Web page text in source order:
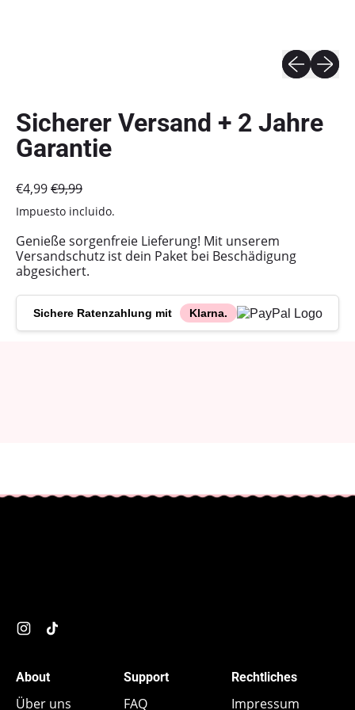
Diapositiva
Sicherer Versand + 2 Jahre
Garantie
Precio habitual
€4,99Precio de venta
€9,99
Impuesto incluido.
Genieße sorgenfreie Lieferung! Mit unserem
Versandschutz ist dein Paket bei Beschädigung
abgesichert.
Sichere Ratenzahlung mit Klarna.
Instagram
About
Über uns
Support
FAQ
Rechtliches
Impressum